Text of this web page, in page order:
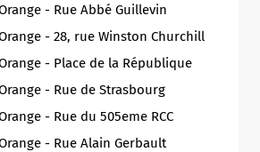
- Rue Abbé Guillevin
- 28, rue Winston Churchill
- Place de la République
- Rue de Strasbourg
- Rue du 505eme RCC
- Rue Alain Gerbault